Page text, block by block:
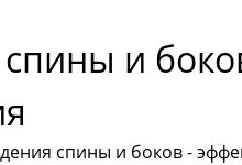
и
спины и боков -